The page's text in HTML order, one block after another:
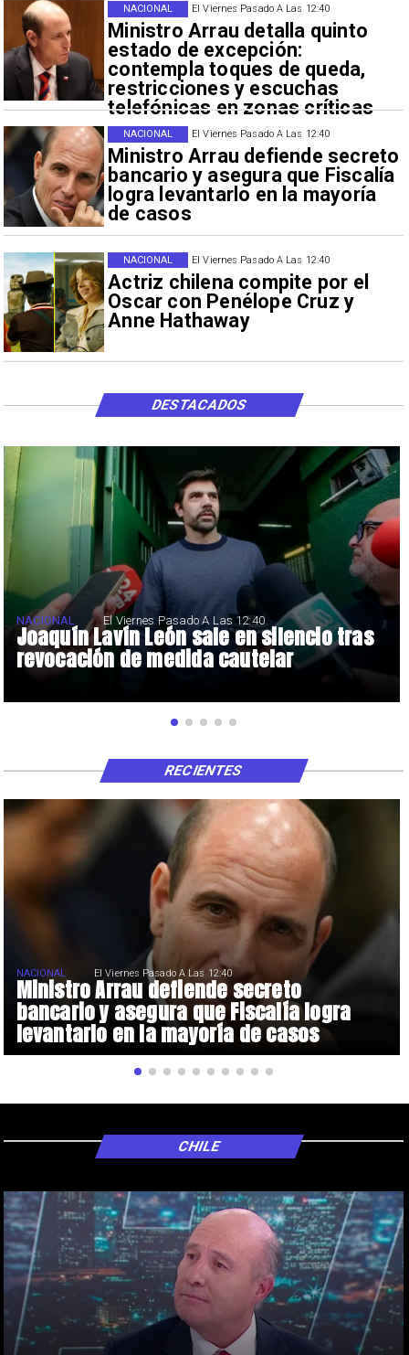
El Viernes Pasado A Las 12:40
Ministro Arrau detalla quinto
estado de excepción:
contempla toques de queda,
restricciones y escuchas
telefónicas en zonas críticas
NACIONAL
El Viernes Pasado A Las 12:40
Ministro Arrau defiende secreto
bancario y asegura que Fiscalía
logra levantarlo en la mayoría
de casos
NACIONAL
El Viernes Pasado A Las 12:40
Actriz chilena compite por el
Oscar con Penélope Cruz y
Anne Hathaway
NACIONAL
Joaquín Lavín León sale en silencio tras
revocación de medida cautelar
NACIONAL El Viernes Pasado A Las 12:40
DESTACADOS
Ministro Arrau defiende secreto
bancario y asegura que Fiscalía logra
levantarlo en la mayoría de casos
NACIONAL El Viernes Pasado A Las 12:40
RECIENTES
CHILE